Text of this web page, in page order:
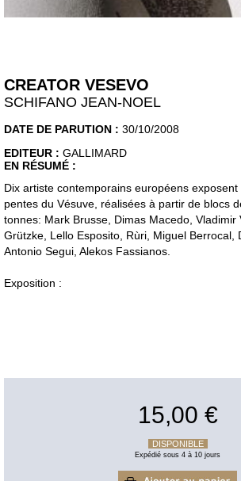
CREATOR VESEVO
SCHIFANO JEAN-NOEL
DATE DE PARUTION : 30/10/2008
EDITEUR : GALLIMARD
EN RÉSUMÉ :
Dix artiste contemporains européens
pentes du Vésuve, réalisées à partir de blocs
tonnes: Mark Brusse, Dimas Macedo, Vladimir
Grützke, Lello Esposito, Rùri, Miguel Berrocal,
Antonio Segui, Alekos Fassianos.
Exposition :
15,00 €
DISPONIBLE
Expédié sous 4 à 10 jours